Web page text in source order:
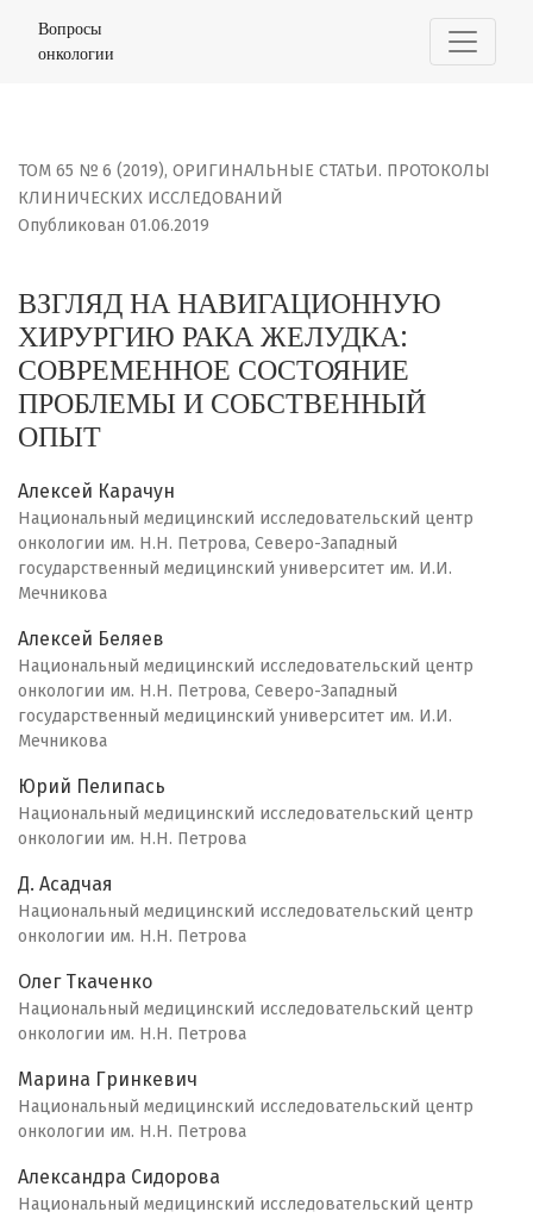
ВЗГЛЯД НА НАВИГАЦИОННУЮ ХИРУРГИЮ РАКА
Вопросы
онкологии
ТОМ 65 № 6 (2019), ОРИГИНАЛЬНЫЕ СТАТЬИ. ПРОТОКОЛЫ
КЛИНИЧЕСКИХ ИССЛЕДОВАНИЙ
ВЗГЛЯД НА НАВИГАЦИОННУЮ
ХИРУРГИЮ РАКА ЖЕЛУДКА:
СОВРЕМЕННОЕ СОСТОЯНИЕ
ПРОБЛЕМЫ И СОБСТВЕННЫЙ
ОПЫТ
Опубликован 01.06.2019
Алексей Карачун
Национальный медицинский исследовательский центр
онкологии им. Н.Н. Петрова, Северо-Западный
государственный медицинский университет им. И.И.
Мечникова
Алексей Беляев
Национальный медицинский исследовательский центр
онкологии им. Н.Н. Петрова, Северо-Западный
государственный медицинский университет им. И.И.
Мечникова
Юрий Пелипась
Национальный медицинский исследовательский центр
онкологии им. Н.Н. Петрова
Д. Асадчая
Национальный медицинский исследовательский центр
онкологии им. Н.Н. Петрова
Олег Ткаченко
Национальный медицинский исследовательский центр
онкологии им. Н.Н. Петрова
Марина Гринкевич
Национальный медицинский исследовательский центр
онкологии им. Н.Н. Петрова
Александра Сидорова
Национальный медицинский исследовательский центр